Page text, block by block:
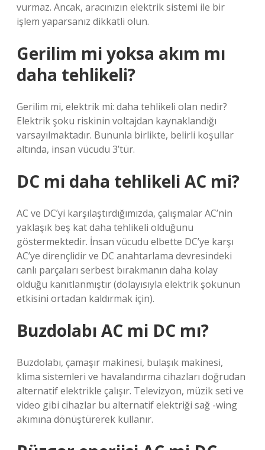
vurmaz. Ancak, aracınızın elektrik sistemi ile bir
işlem yaparsanız dikkatli olun.
Gerilim mi yoksa akım mı
daha tehlikeli?
Gerilim mi, elektrik mi: daha tehlikeli olan nedir?
Elektrik şoku riskinin voltajdan kaynaklandığı
varsayılmaktadır. Bununla birlikte, belirli koşullar
altında, insan vücudu 3’tür.
DC mi daha tehlikeli AC mi?
AC ve DC’yi karşılaştırdığımızda, çalışmalar AC’nin
yaklaşık beş kat daha tehlikeli olduğunu
göstermektedir. İnsan vücudu elbette DC’ye karşı
AC’ye dirençlidir ve DC anahtarlama devresindeki
canlı parçaları serbest bırakmanın daha kolay
olduğu kanıtlanmıştır (dolayısıyla elektrik şokunun
etkisini ortadan kaldırmak için).
Buzdolabı AC mi DC mı?
Buzdolabı, çamaşır makinesi, bulaşık makinesi,
klima sistemleri ve havalandırma cihazları doğrudan
alternatif elektrikle çalışır. Televizyon, müzik seti ve
video gibi cihazlar bu alternatif elektriği sağ -wing
akımına dönüştürerek kullanır.